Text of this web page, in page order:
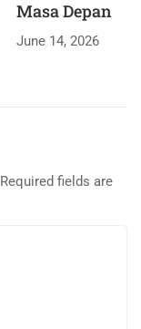
Masa Depan
June 14, 2026
Required fields are